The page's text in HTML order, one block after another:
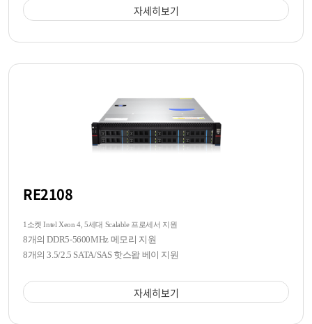
자세히보기
RE2108
1소켓 Intel Xeon 4, 5세대 Scalable 프로세서 지원
8개의 DDR5-5600MHz 메모리 지원
8개의 3.5/2.5 SATA/SAS 핫스왑 베이 지원
자세히보기